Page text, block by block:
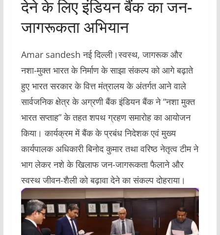
देने के लिए इंडियन बैंक का जन-
जागरूकता अभियान
Amar sandesh नई दिल्ली।स्वस्थ, जागरूक और
नशा-मुक्त भारत के निर्माण के साझा संकल्प को आगे बढ़ाते
हुए भारत सरकार के वित्त मंत्रालय के अंतर्गत आने वाले
सार्वजनिक क्षेत्र के अग्रणी बैंक इंडियन बैंक ने “नशा मुक्त
भारत सप्ताह” के तहत शपथ ग्रहण समारोह का आयोजन
किया। कार्यक्रम में बैंक के प्रबंध निदेशक एवं मुख्य
कार्यपालक अधिकारी बिनोद कुमार तथा वरिष्ठ नेतृत्व टीम ने
भाग लेकर नशे के खिलाफ जन-जागरूकता फैलाने और
स्वस्थ जीवन-शैली को बढ़ावा देने का संकल्प दोहराया।